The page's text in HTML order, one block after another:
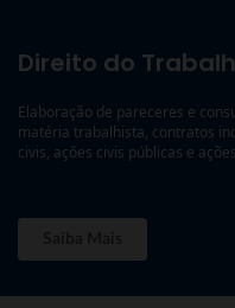
Direito do
Elaboração de pareceres e
matéria trabalhista, contratos
civis, ações civis públicas e